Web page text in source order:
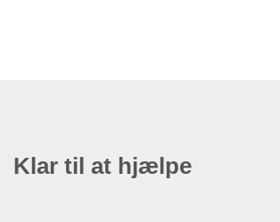
Klar til at hjælpe